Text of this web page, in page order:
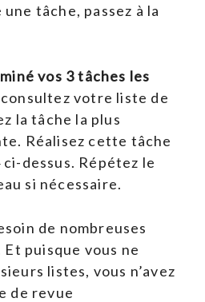
tâche, passez à la
vos 3 tâches les
consultez votre liste de
la tâche la plus
Réalisez cette tâche
ci-dessus. Répétez le
si nécessaire.
de nombreuses
puisque vous ne
listes, vous n’avez
de revue